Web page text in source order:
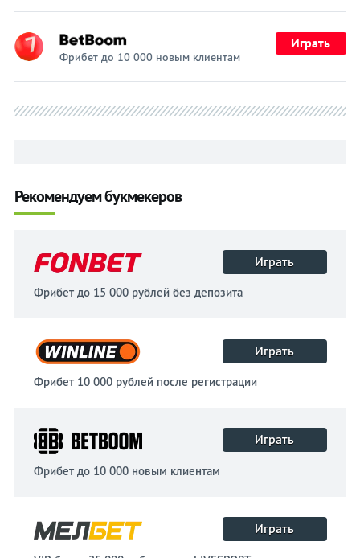
Фрибет до 10 000 новым клиентам
Играть
Рекомендуем букмекеров
Играть
Фрибет до 15 000 рублей без депозита
Играть
Фрибет 10 000 рублей после регистрации
Играть
Фрибет до 10 000 новым клиентам
Играть